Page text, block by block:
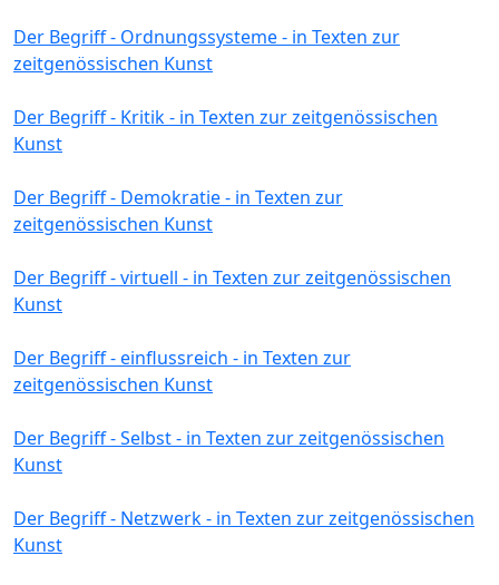
Der Begriff - Ordnungssysteme - in Texten zur
zeitgenössischen Kunst
Der Begriff - Kritik - in Texten zur zeitgenössischen
Kunst
Der Begriff - Demokratie - in Texten zur
zeitgenössischen Kunst
Der Begriff - virtuell - in Texten zur zeitgenössischen
Kunst
Der Begriff - einflussreich - in Texten zur
zeitgenössischen Kunst
Der Begriff - Selbst - in Texten zur zeitgenössischen
Kunst
Der Begriff - Netzwerk - in Texten zur zeitgenössischen
Kunst